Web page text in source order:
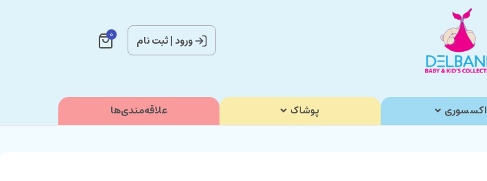
ورود|ثبت نام 0
اکسسوری پوشاک علاقه‌مندی‌ها